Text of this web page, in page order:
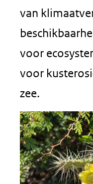
van
voor
voor
zee.